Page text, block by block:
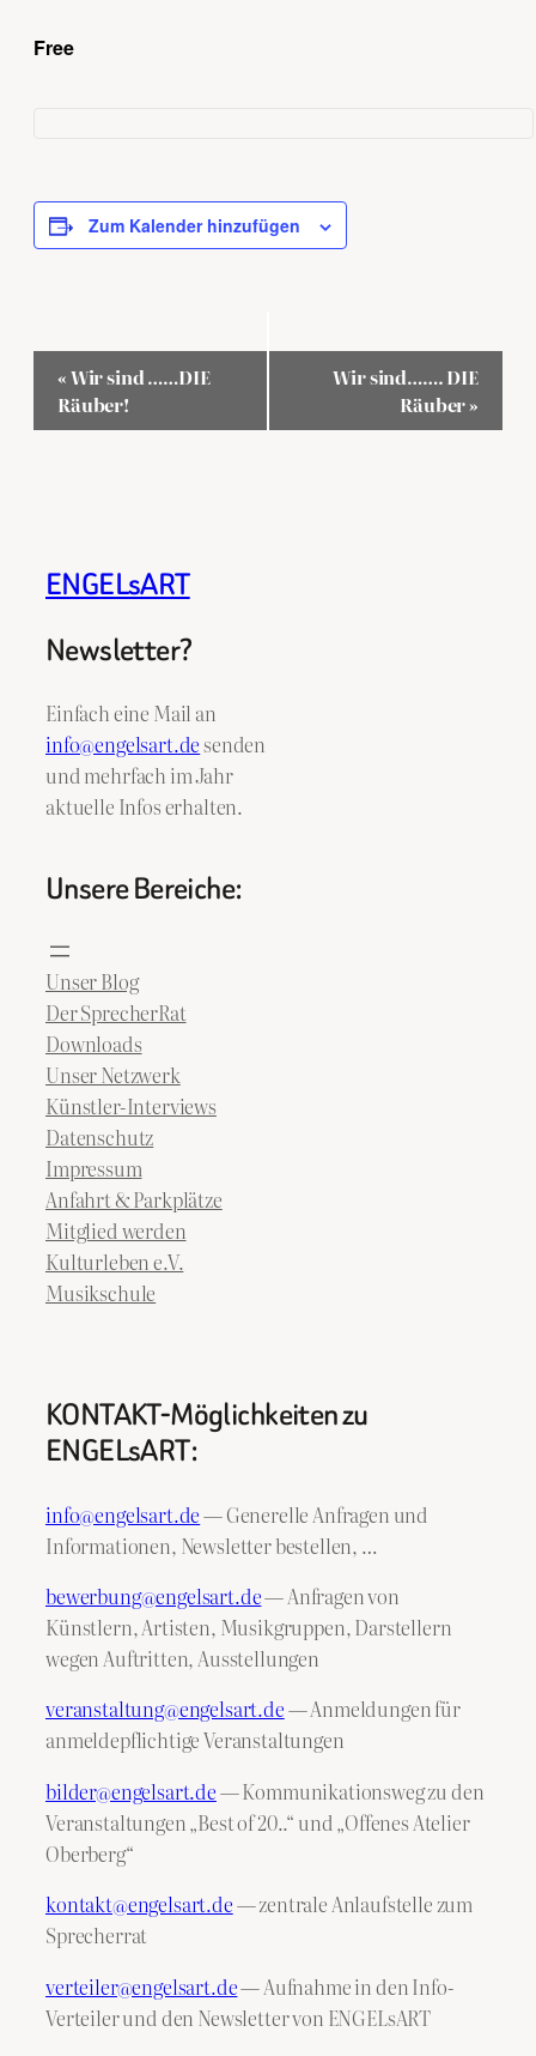
Free
Zum Kalender hinzufügen
Veranstaltung-
Navigation
«Wir sind ……DIE
Räuber!
Wir sind……. DIE
Räuber»
ENGELsART
Newsletter?
Einfach eine Mail an
info@engelsart.desenden
und mehrfach im Jahr
aktuelle Infos erhalten.
Unsere Bereiche:
Unser Blog
Der SprecherRat
Downloads
Unser Netzwerk
Künstler-Interviews
Datenschutz
Impressum
Anfahrt & Parkplätze
Mitglied werden
Kulturleben e.V.
Musikschule
KONTAKT-Möglichkeiten zu
ENGELsART:
info@engelsart.de— Generelle Anfragen und
Informationen, Newsletter bestellen, …
bewerbung@engelsart.de— Anfragen von
Künstlern, Artisten, Musikgruppen, Darstellern
wegen Auftritten, Ausstellungen
veranstaltung@engelsart.de— Anmeldungen für
anmeldepflichtige Veranstaltungen
bilder@engelsart.de— Kommunikationsweg zu den
Veranstaltungen „Best of 20..“ und „Offenes Atelier
Oberberg“
kontakt@engelsart.de— zentrale Anlaufstelle zum
Sprecherrat
verteiler@engelsart.de— Aufnahme in den Info-
Verteiler und den Newsletter von ENGELsART